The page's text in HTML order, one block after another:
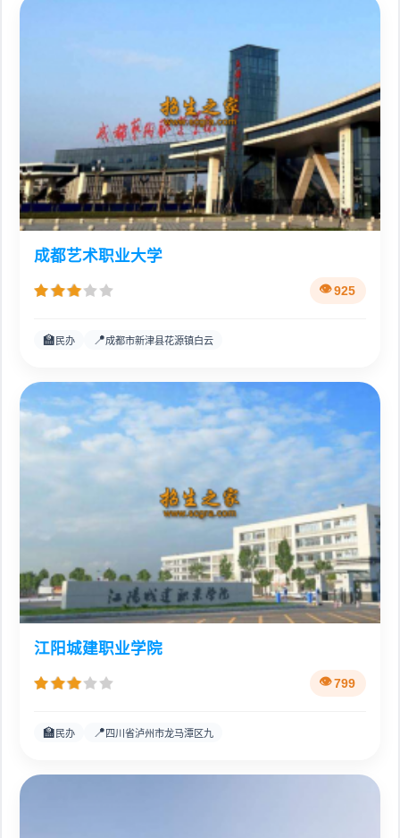
成都艺术职业大学
925
🏫 民办 📍成都市新津县花源镇白云
江阳城建职业学院
799
🏫 民办 📍四川省泸州市龙马潭区九